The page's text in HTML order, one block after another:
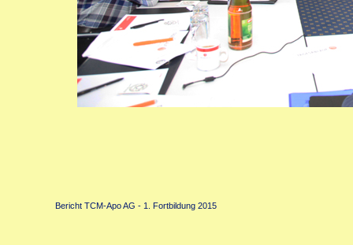
Bericht TCM-Apo AG - 1. Fortbildung 2015